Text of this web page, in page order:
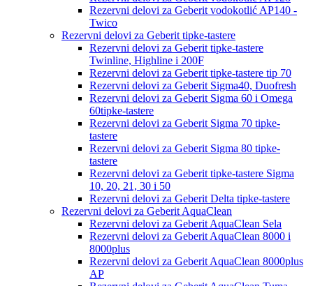
Rezervni delovi za Geberit vodokotlić AP140 -
Twico
Rezervni delovi za Geberit tipke-tastere
Rezervni delovi za Geberit tipke-tastere
Twinline, Highline i 200F
Rezervni delovi za Geberit tipke-tastere tip 70
Rezervni delovi za Geberit Sigma40, Duofresh
Rezervni delovi za Geberit Sigma 60 i Omega
60tipke-tastere
Rezervni delovi za Geberit Sigma 70 tipke-
tastere
Rezervni delovi za Geberit Sigma 80 tipke-
tastere
Rezervni delovi za Geberit tipke-tastere Sigma
10, 20, 21, 30 i 50
Rezervni delovi za Geberit Delta tipke-tastere
Rezervni delovi za Geberit AquaClean
Rezervni delovi za Geberit AquaClean Sela
Rezervni delovi za Geberit AquaClean 8000 i
8000plus
Rezervni delovi za Geberit AquaClean 8000plus
AP